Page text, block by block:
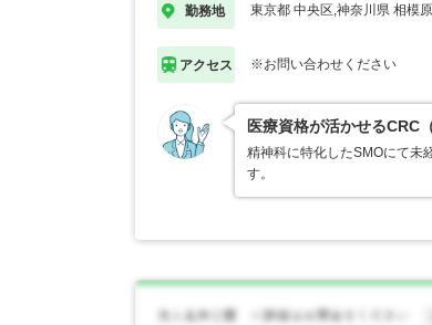
勤務地 東京都 中央区,神奈川県 相模
アクセス ※お問い合わせください
医療資格が活かせるCRC
精神科に特化したSMOにて未
す。